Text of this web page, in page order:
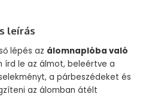
leírás
lépés az álomnaplóba való
írd le az álmot, beleértve a
a párbeszédeket és
az álomban átélt